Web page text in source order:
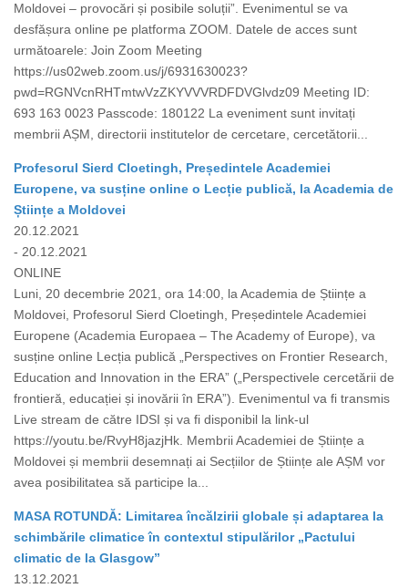
Moldovei – provocări și posibile soluții”. Evenimentul se va
desfășura online pe platforma ZOOM. Datele de acces sunt
următoarele: Join Zoom Meeting
https://us02web.zoom.us/j/6931630023?
pwd=RGNVcnRHTmtwVzZKYVVVRDFDVGlvdz09 Meeting ID:
693 163 0023 Passcode: 180122 La eveniment sunt invitați
membrii AȘM, directorii institutelor de cercetare, cercetătorii...
Profesorul Sierd Cloetingh, Președintele Academiei
Europene, va susține online o Lecție publică, la Academia de
Științe a Moldovei
20.12.2021
- 20.12.2021
ONLINE
Luni, 20 decembrie 2021, ora 14:00, la Academia de Științe a
Moldovei, Profesorul Sierd Cloetingh, Președintele Academiei
Europene (Academia Europaea – The Academy of Europe), va
susține online Lecția publică „Perspectives on Frontier Research,
Education and Innovation in the ERA” („Perspectivele cercetării de
frontieră, educației și inovării în ERA”). Evenimentul va fi transmis
Live stream de către IDSI și va fi disponibil la link-ul
https://youtu.be/RvyH8jazjHk. Membrii Academiei de Științe a
Moldovei și membrii desemnați ai Secțiilor de Științe ale AȘM vor
avea posibilitatea să participe la...
MASA ROTUNDĂ: Limitarea încălzirii globale și adaptarea la
schimbările climatice în contextul stipulărilor „Pactului
climatic de la Glasgow”
13.12.2021